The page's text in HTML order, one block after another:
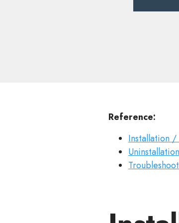
Reference:
Installation /
Uninstallation